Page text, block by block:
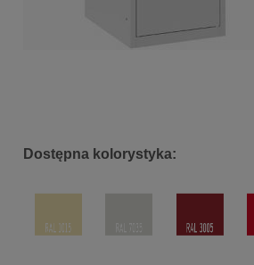
Dostępna kolorystyka: